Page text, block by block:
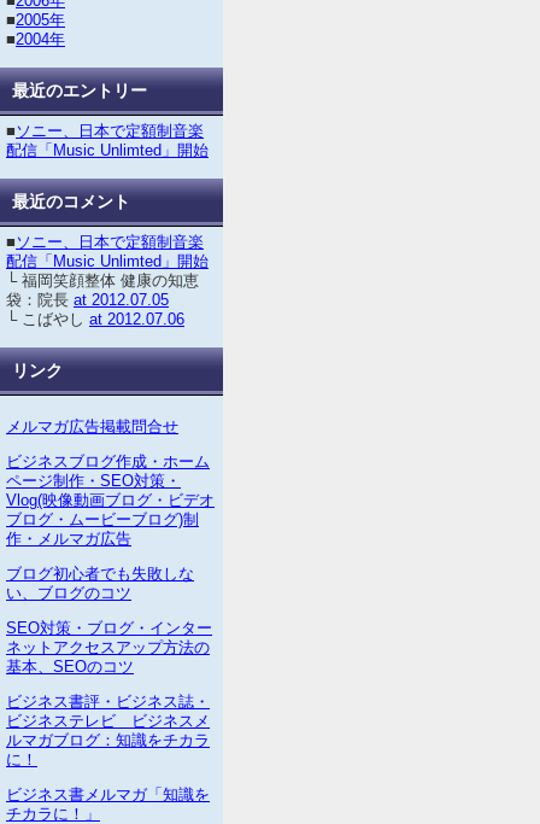
■2005年
■2004年
最近のエントリー
■ ソニー、日本で定額制音楽
配信「Music Unlimted」開始
最近のコメント
■ ソニー、日本で定額制音楽
配信「Music Unlimted」開始
└ 福岡笑顔整体 健康の知恵
袋：院長 at 2012.07.05
└ こばやし at 2012.07.06
リンク
メルマガ広告掲載問合せ
ビジネスブログ作成・ホーム
ページ制作・SEO対策・
Vlog(映像動画ブログ・ビデオ
ブログ・ムービーブログ)制
作・メルマガ広告
ブログ初心者でも失敗しな
い、ブログのコツ
SEO対策・ブログ・インター
ネットアクセスアップ方法の
基本、SEOのコツ
ビジネス書評・ビジネス誌・
ビジネステレビ ビジネスメ
ルマガブログ：知識をチカラ
に！
ビジネス書メルマガ「知識を
チカラに！」